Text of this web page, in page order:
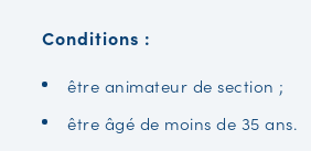
Conditions :
être animateur de section ;
être âgé de moins de 35 ans.